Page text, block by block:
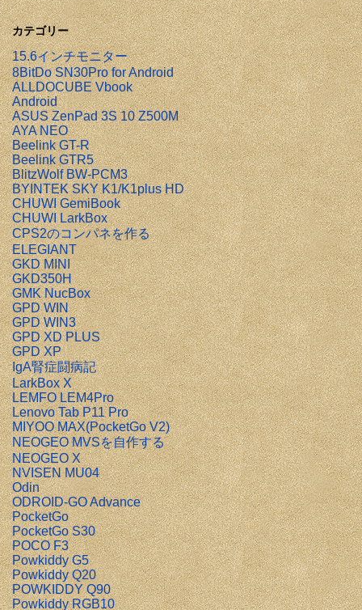
カテゴリー
15.6インチモニター
8BitDo SN30Pro for Android
ALLDOCUBE Vbook
Android
ASUS ZenPad 3S 10 Z500M
AYA NEO
Beelink GT-R
Beelink GTR5
BlitzWolf BW-PCM3
BYINTEK SKY K1/K1plus HD
CHUWI GemiBook
CHUWI LarkBox
CPS2のコンパネを作る
ELEGIANT
GKD MINI
GKD350H
GMK NucBox
GPD WIN
GPD WIN3
GPD XD PLUS
GPD XP
IgA腎症闘病記
LarkBox X
LEMFO LEM4Pro
Lenovo Tab P11 Pro
MIYOO MAX(PocketGo V2)
NEOGEO MVSを自作する
NEOGEO X
NVISEN MU04
Odin
ODROID-GO Advance
PocketGo
PocketGo S30
POCO F3
Powkiddy G5
Powkiddy Q20
POWKIDDY Q90
Powkiddy RGB10